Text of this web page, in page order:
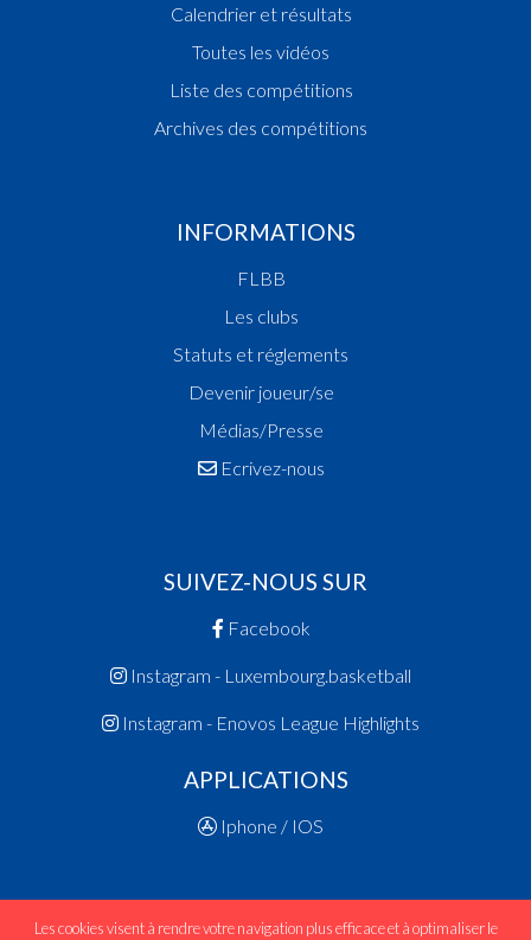
Calendrier et résultats
Toutes les vidéos
Liste des compétitions
Archives des compétitions
INFORMATIONS
FLBB
Les clubs
Statuts et réglements
Devenir joueur/se
Médias/Presse
Ecrivez-nous
SUIVEZ-NOUS SUR
Facebook
Instagram - Luxembourg.basketball
Instagram - Enovos League Highlights
APPLICATIONS
Iphone / IOS
Les cookies visent à rendre votre navigation plus efficace et à optimaliser le